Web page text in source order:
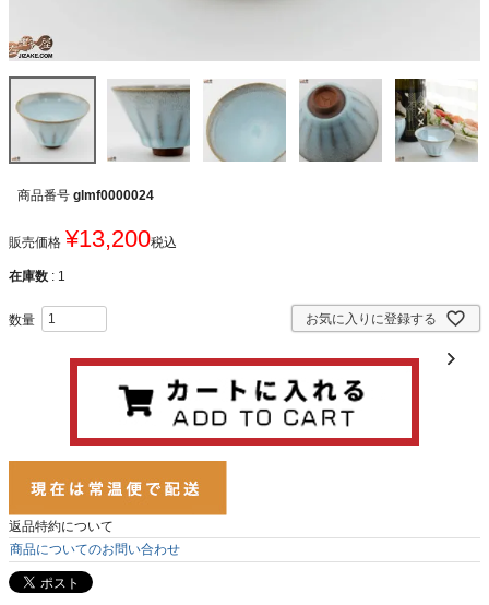
商品番号 glmf0000024
販売価格 ¥13,200税込
在庫数 1
お気に入りに登録する
返品特約について
商品についてのお問い合わせ